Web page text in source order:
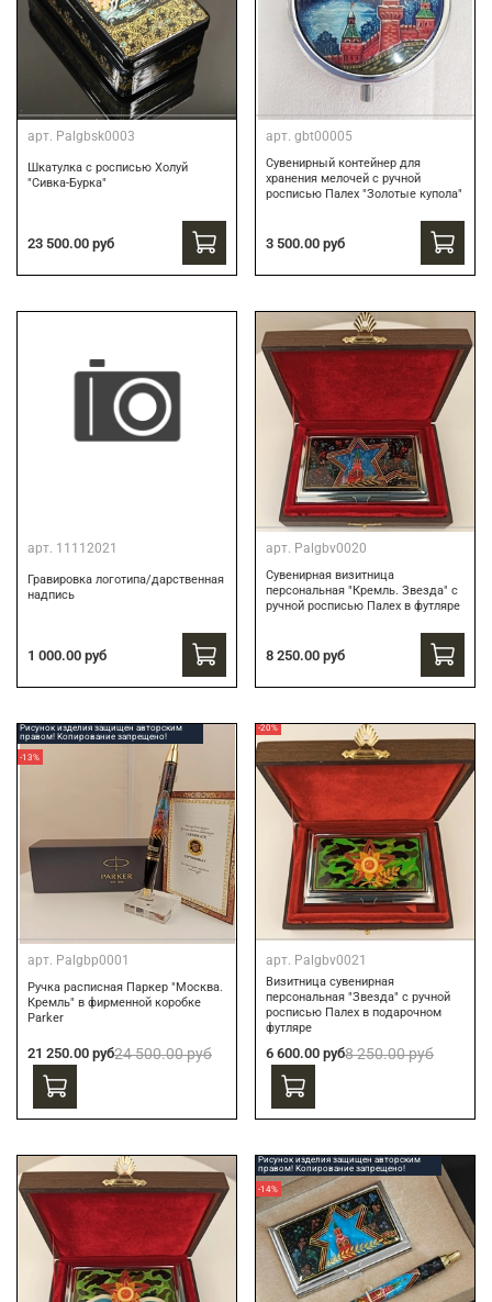
арт. Palgbsk0003
Шкатулка с росписью Холуй
"Сивка-Бурка"
23 500.00 руб
арт. gbt00005
Сувенирный контейнер для
хранения мелочей с ручной
росписью Палех "Золотые купола"
3 500.00 руб
арт. 11112021
Гравировка логотипа/дарственная
надпись
1 000.00 руб
арт. Palgbv0020
Сувенирная визитница
персональная "Кремль. Звезда" с
ручной росписью Палех в футляре
8 250.00 руб
Рисунок изделия защищен авторским
правом! Копирование запрещено!
-13%
арт. Palgbp0001
Ручка расписная Паркер "Москва.
Кремль" в фирменной коробке
Parker
21 250.00 руб24 500.00 руб
-20%
арт. Palgbv0021
Визитница сувенирная
персональная "Звезда" с ручной
росписью Палех в подарочном
футляре
6 600.00 руб8 250.00 руб
Рисунок изделия защищен авторским
правом! Копирование запрещено!
-14%